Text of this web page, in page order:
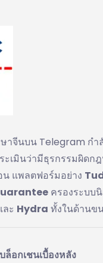
าจีนบน Telegram กำ
ะเมินว่ามีธุรกรรมผิดก
น แพลตฟอร์มอย่าง
ครองระบบ
ละ Hydra ทั้งในด้านข
ล็อกเชนเบื้องหลัง